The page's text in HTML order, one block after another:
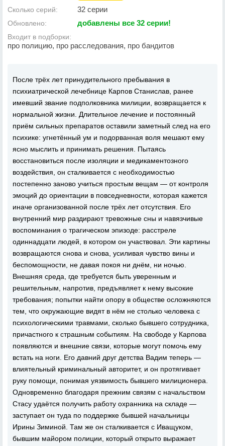
Сколько серий: 32 серии
Обновлено: добавлены все 32 серии!
Входит в подборки:
про полицию, про расследования, про бандитов
После трёх лет принудительного пребывания в
психиатрической лечебнице Карпов Станислав, ранее
имевший звание подполковника милиции, возвращается к
нормальной жизни. Длительное лечение и постоянный
приём сильных препаратов оставили заметный след на его
психике: угнетённый ум и подорванная воля мешают ему
ясно мыслить и принимать решения. Пытаясь
восстановиться после изоляции и медикаментозного
воздействия, он сталкивается с необходимостью
постепенно заново учиться простым вещам — от контроля
эмоций до ориентации в повседневности, которая кажется
иначе организованной после трёх лет отсутствия. Его
внутренний мир раздирают тревожные сны и навязчивые
воспоминания о трагическом эпизоде: расстреле
одиннадцати людей, в котором он участвовал. Эти картины
возвращаются снова и снова, усиливая чувство вины и
беспомощности, не давая покоя ни днём, ни ночью.
Внешняя среда, где требуется быть уверенным и
решительным, напротив, предъявляет к нему высокие
требования; попытки найти опору в обществе осложняются
тем, что окружающие видят в нём не столько человека с
психологическими травмами, сколько бывшего сотрудника,
причастного к страшным событиям. На свободе у Карпова
появляются и внешние связи, которые могут помочь ему
встать на ноги. Его давний друг детства Вадим теперь —
влиятельный криминальный авторитет, и он протягивает
руку помощи, понимая уязвимость бывшего милиционера.
Одновременно благодаря прежним связям с начальством
Стасу удаётся получить работу охранника на складе —
заступает он туда по поддержке бывшей начальницы
Ирины Зиминой. Там же он сталкивается с Иващуком,
бывшим майором полиции, который открыто выражает